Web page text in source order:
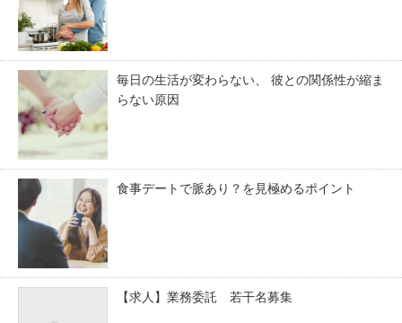
毎日の生活が変わらない、 彼との関係性が縮ま
らない原因
食事デートで脈あり？を見極めるポイント
【求人】業務委託 若干名募集